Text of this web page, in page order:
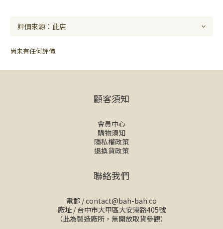
尚未有任何評價
顧客須知
會員中心
購物須知
隱私權政策
退換貨政策
聯絡我們
電郵 /contact@bah-bah.co
廠址 / 台中市大甲區大安港路405號
（此為製造廠所，無開放取貨參觀）